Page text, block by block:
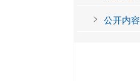
公开内容